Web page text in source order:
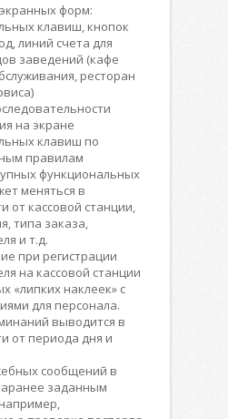
форм:
клавиш, кнопок
линий счета для
заведений (кафе
ресторан
на экране
клавиш по
правилам
функциональных
меняться в
от кассовой станции,
типа заказа,
и т.д.
при регистрации
на кассовой станции
«липких наклеек» с
для персонала.
выводится в
от периода дня и
сообщений в
заданным